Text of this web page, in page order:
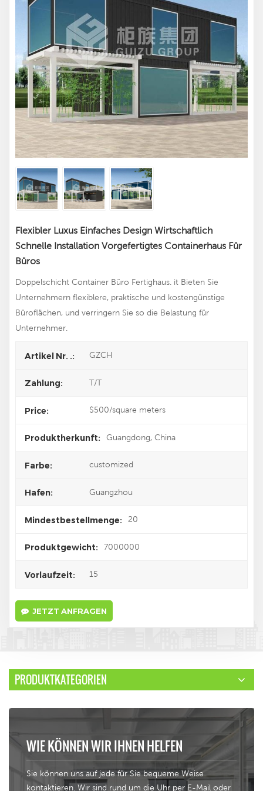
Flexibler Luxus Einfaches Design Wirtschaftlich
Schnelle Installation Vorgefertigtes Containerhaus Für
Büros
Doppelschicht Container Büro Fertighaus. it Bieten Sie
Unternehmern flexiblere, praktische und kostengünstige
Büroflächen, und verringern Sie so die Belastung für
Unternehmer.
Artikel Nr. .: GZCH
Zahlung: T/T
Price: $500/square meters
Produktherkunft: Guangdong, China
Farbe: customized
Hafen: Guangzhou
Mindestbestellmenge: 20
Produktgewicht: 7000000
Vorlaufzeit: 15
JETZT ANFRAGEN
PRODUKTKATEGORIEN
WIE KÖNNEN WIR IHNEN HELFEN
Sie können uns auf jede für Sie bequeme Weise
kontaktieren. Wir sind rund um die Uhr per E-Mail oder